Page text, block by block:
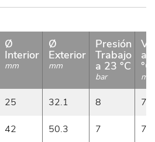
Ø
Interior
mm
Ø
Exterior
mm
Presión
Trabajo
a 23 °C
bar
a
°C
m/
25 32.1 8 7
42 50.3 7 7